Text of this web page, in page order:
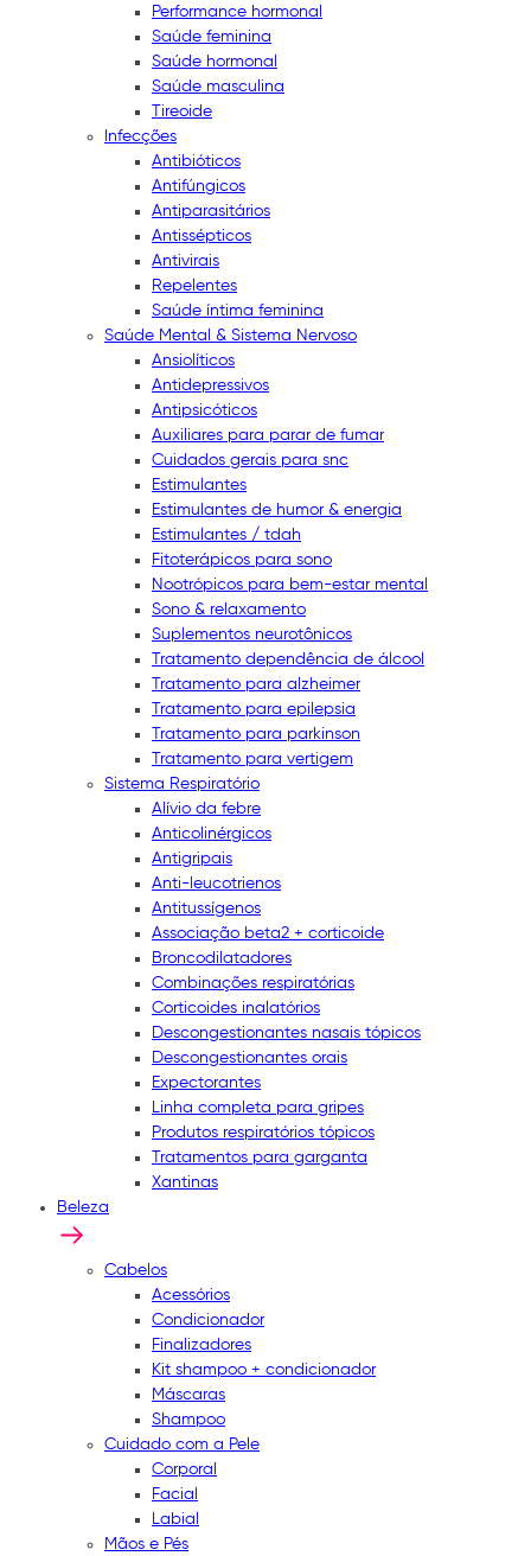
Performance hormonal
Saúde feminina
Saúde hormonal
Saúde masculina
Tireoide
Infecções
Antibióticos
Antifúngicos
Antiparasitários
Antissépticos
Antivirais
Repelentes
Saúde íntima feminina
Saúde Mental & Sistema Nervoso
Ansiolíticos
Antidepressivos
Antipsicóticos
Auxiliares para parar de fumar
Cuidados gerais para snc
Estimulantes
Estimulantes de humor & energia
Estimulantes / tdah
Fitoterápicos para sono
Nootrópicos para bem-estar mental
Sono & relaxamento
Suplementos neurotônicos
Tratamento dependência de álcool
Tratamento para alzheimer
Tratamento para epilepsia
Tratamento para parkinson
Tratamento para vertigem
Sistema Respiratório
Alívio da febre
Anticolinérgicos
Antigripais
Anti-leucotrienos
Antitussígenos
Associação beta2 + corticoide
Broncodilatadores
Combinações respiratórias
Corticoides inalatórios
Descongestionantes nasais tópicos
Descongestionantes orais
Expectorantes
Linha completa para gripes
Produtos respiratórios tópicos
Tratamentos para garganta
Xantinas
Beleza
Cabelos
Acessórios
Condicionador
Finalizadores
Kit shampoo + condicionador
Máscaras
Shampoo
Cuidado com a Pele
Corporal
Facial
Labial
Mãos e Pés